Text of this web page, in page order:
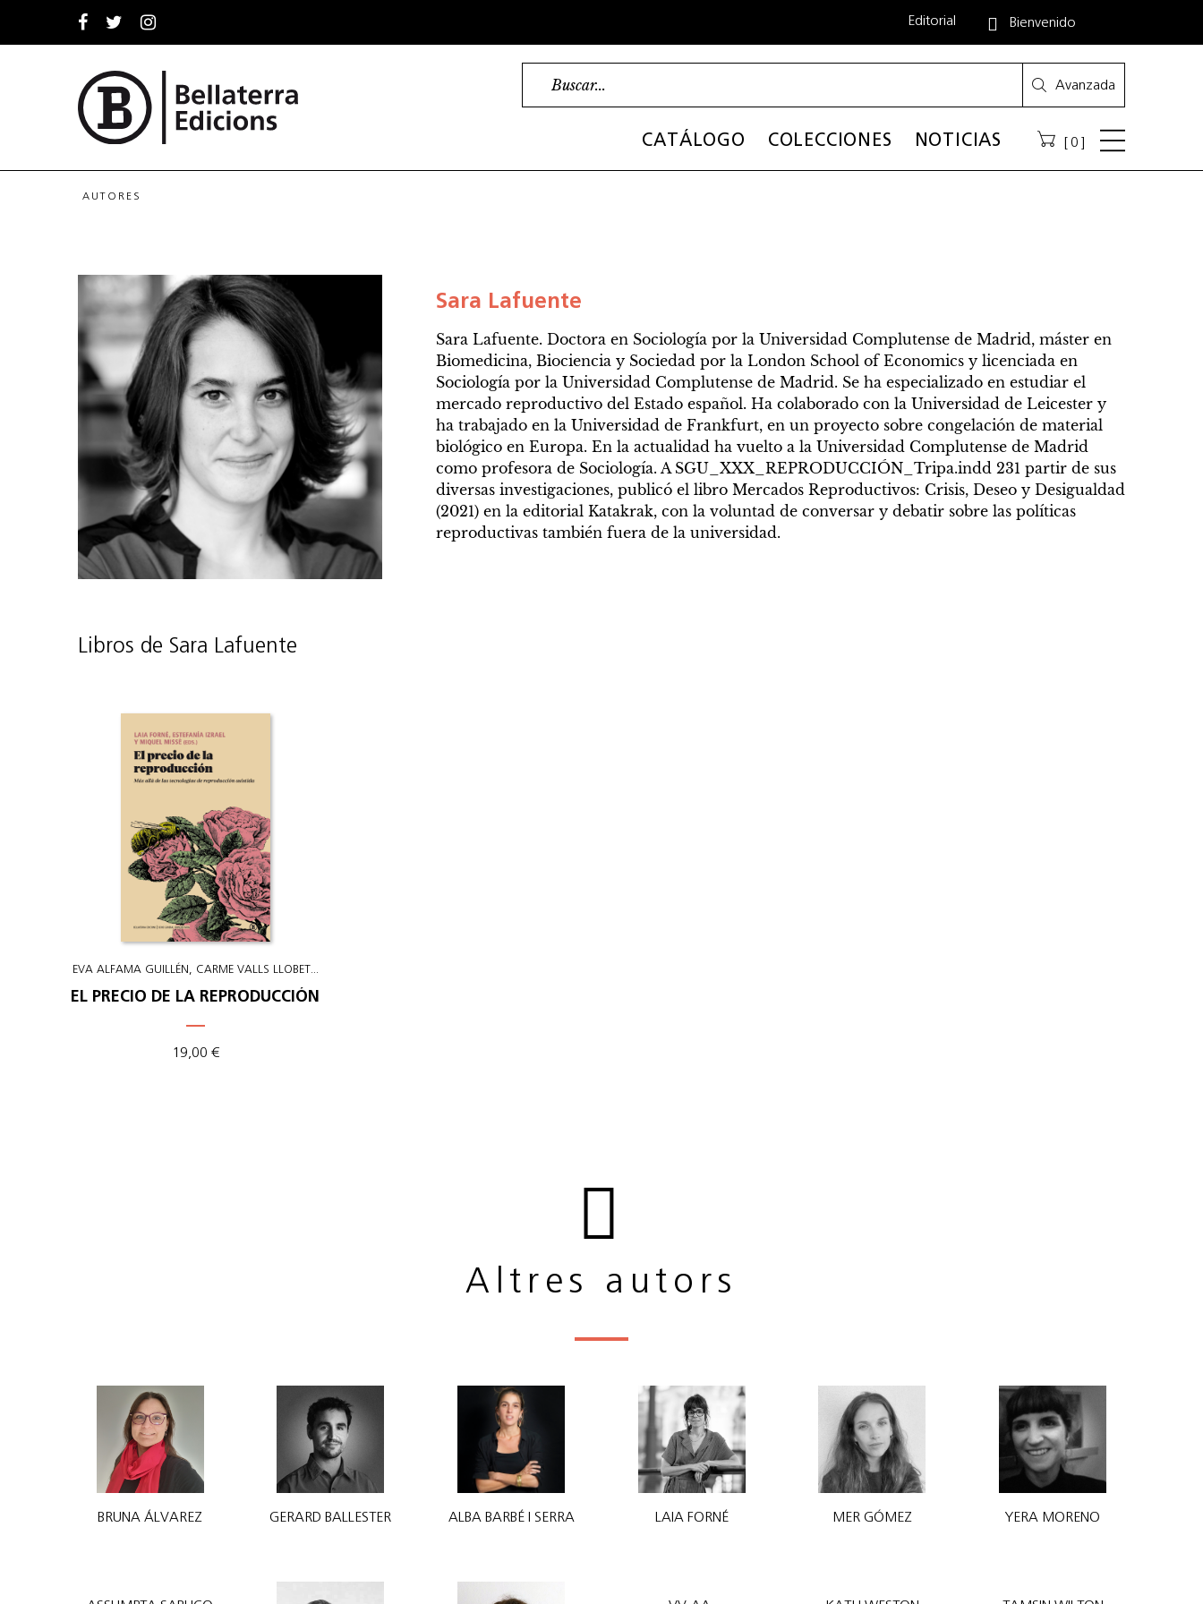
Editorial Bienvenido
Avanzada
CATÁLOGO COLECCIONES NOTICIAS 0
AUTORES
Sara Lafuente
Sara Lafuente. Doctora en Sociología por la Universidad Complutense de Madrid, máster en
Biomedicina, Biociencia y Sociedad por la London School of Economics y licenciada en
Sociología por la Universidad Complutense de Madrid. Se ha especializado en estudiar el
mercado reproductivo del Estado español. Ha colaborado con la Universidad de Leicester y
ha trabajado en la Universidad de Frankfurt, en un proyecto sobre congelación de material
biológico en Europa. En la actualidad ha vuelto a la Universidad Complutense de Madrid
como profesora de Sociología. A SGU_XXX_REPRODUCCIÓN_Tripa.indd 231 partir de sus
diversas investigaciones, publicó el libro Mercados Reproductivos: Crisis, Deseo y Desigualdad
(2021) en la editorial Katakrak, con la voluntad de conversar y debatir sobre las políticas
reproductivas también fuera de la universidad.
Libros de Sara Lafuente
EVA ALFAMA GUILLÉN CARME VALLS LLOBET...
EL PRECIO DE LA REPRODUCCIÓN
19 00 €
Altres autors
BRUNA ÁLVAREZ GERARD BALLESTER ALBA BARBÉ I SERRA LAIA FORNÉ MER GÓMEZ YERA MORENO